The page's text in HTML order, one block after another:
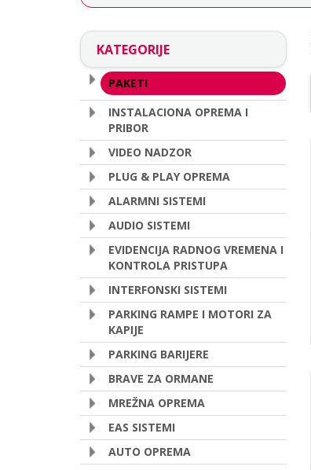
KATEGORIJE
PAKETI
INSTALACIONA OPREMA I
PRIBOR
VIDEO NADZOR
PLUG & PLAY OPREMA
ALARMNI SISTEMI
AUDIO SISTEMI
EVIDENCIJA RADNOG VREMENA I
KONTROLA PRISTUPA
INTERFONSKI SISTEMI
PARKING RAMPE I MOTORI ZA
KAPIJE
PARKING BARIJERE
BRAVE ZA ORMANE
MREŽNA OPREMA
EAS SISTEMI
AUTO OPREMA